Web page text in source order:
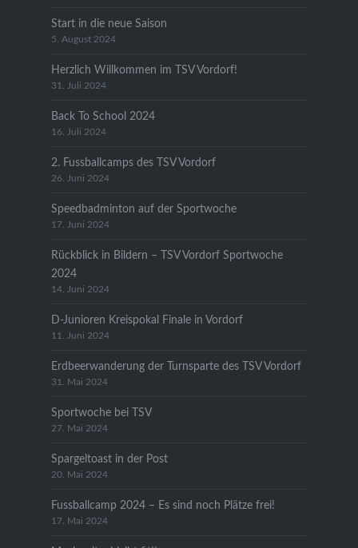
Start in die neue Saison
5. August 2024
Herzlich Willkommen im TSV Vordorf!
31. Juli 2024
Back To School 2024
16. Juli 2024
2. Fussballcamps des TSV Vordorf
26. Juni 2024
Speedbadminton auf der Sportwoche
17. Juni 2024
Rückblick in Bildern – TSV Vordorf Sportwoche
2024
14. Juni 2024
D-Junioren Kreispokal Finale in Vordorf
11. Juni 2024
Erdbeerwanderung der Turnsparte des TSV Vordorf
31. Mai 2024
Sportwoche bei TSV
27. Mai 2024
Spargeltoast in der Post
20. Mai 2024
Fussballcamp 2024 – Es sind noch Plätze frei!
17. Mai 2024